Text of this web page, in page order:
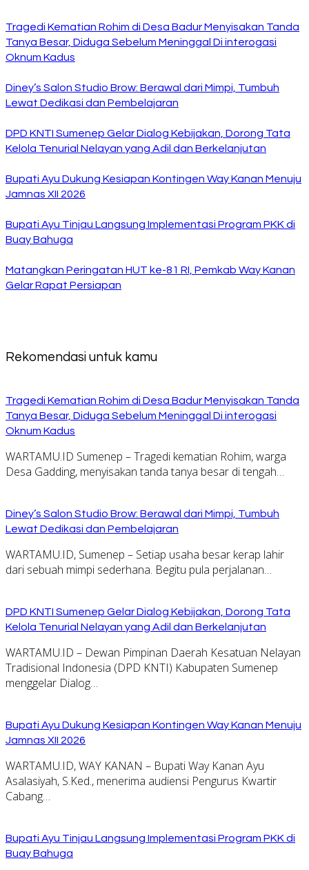
Tragedi Kematian Rohim di Desa Badur Menyisakan Tanda
Tanya Besar, Diduga Sebelum Meninggal Di interogasi
Oknum Kadus
Diney’s Salon Studio Brow: Berawal dari Mimpi, Tumbuh
Lewat Dedikasi dan Pembelajaran
DPD KNTI Sumenep Gelar Dialog Kebijakan, Dorong Tata
Kelola Tenurial Nelayan yang Adil dan Berkelanjutan
Bupati Ayu Dukung Kesiapan Kontingen Way Kanan Menuju
Jamnas XII 2026
Bupati Ayu Tinjau Langsung Implementasi Program PKK di
Buay Bahuga
Matangkan Peringatan HUT ke-81 RI, Pemkab Way Kanan
Gelar Rapat Persiapan
Rekomendasi untuk kamu
Tragedi Kematian Rohim di Desa Badur Menyisakan Tanda
Tanya Besar, Diduga Sebelum Meninggal Di interogasi
Oknum Kadus
WARTAMU.ID Sumenep – Tragedi kematian Rohim, warga
Desa Gadding, menyisakan tanda tanya besar di tengah…
Diney’s Salon Studio Brow: Berawal dari Mimpi, Tumbuh
Lewat Dedikasi dan Pembelajaran
WARTAMU.ID, Sumenep – Setiap usaha besar kerap lahir
dari sebuah mimpi sederhana. Begitu pula perjalanan…
DPD KNTI Sumenep Gelar Dialog Kebijakan, Dorong Tata
Kelola Tenurial Nelayan yang Adil dan Berkelanjutan
WARTAMU.ID – Dewan Pimpinan Daerah Kesatuan Nelayan
Tradisional Indonesia (DPD KNTI) Kabupaten Sumenep
menggelar Dialog…
Bupati Ayu Dukung Kesiapan Kontingen Way Kanan Menuju
Jamnas XII 2026
WARTAMU.ID, WAY KANAN – Bupati Way Kanan Ayu
Asalasiyah, S.Ked., menerima audiensi Pengurus Kwartir
Cabang…
Bupati Ayu Tinjau Langsung Implementasi Program PKK di
Buay Bahuga